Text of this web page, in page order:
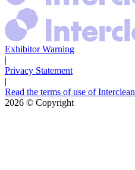
Exhibitor Warning
|
Privacy Statement
|
Read the terms of use of Interclean
2026 © Copyright